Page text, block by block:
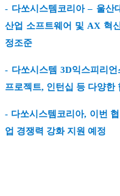
- 다쏘시스템코리아 – 울산
산업 소프트웨어 및 AX 혁
정조준
- 다쏘시스템 3D익스피리
프로젝트, 인턴십 등 다양한
- 다쏘시스템코리아, 이번
업 경쟁력 강화 지원 예정